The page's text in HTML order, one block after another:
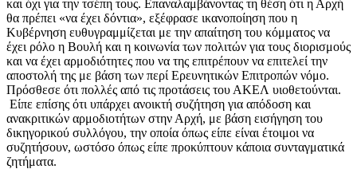
και όχι για την τσέπη τους. Επαναλαμβάνοντας τη θέση ότι η Αρχή
θα πρέπει «να έχει δόντια», εξέφρασε ικανοποίηση που η
Κυβέρνηση ευθυγραμμίζεται με την απαίτηση του κόμματος να
έχει ρόλο η Βουλή και η κοινωνία των πολιτών για τους διορισμούς
και να έχει αρμοδιότητες που να της επιτρέπουν να επιτελεί την
αποστολή της με βάση των περί Ερευνητικών Επιτροπών νόμο.
Πρόσθεσε ότι πολλές από τις προτάσεις του ΑΚΕΛ υιοθετούνται.
Είπε επίσης ότι υπάρχει ανοικτή συζήτηση για απόδοση και
ανακριτικών αρμοδιοτήτων στην Αρχή, με βάση εισήγηση του
δικηγορικού συλλόγου, την οποία όπως είπε είναι έτοιμοι να
συζητήσουν, ωστόσο όπως είπε προκύπτουν κάποια συνταγματικά
ζητήματα.